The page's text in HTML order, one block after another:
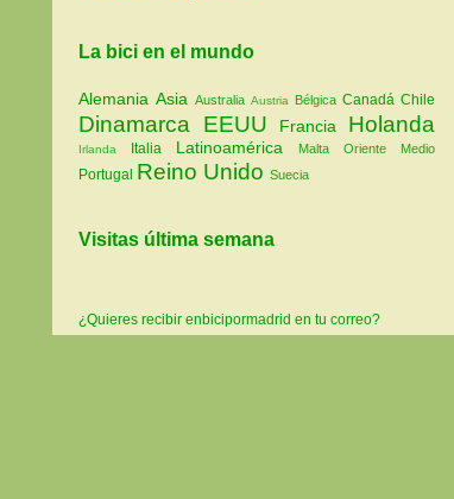
La bici en el mundo
Alemania Asia Australia Austria Bélgica Canadá Chile
Dinamarca EEUU Francia Holanda
Irlanda Italia Latinoamérica Malta Oriente Medio
Portugal Reino Unido Suecia
Visitas última semana
¿Quieres recibir enbicipormadrid en tu correo?